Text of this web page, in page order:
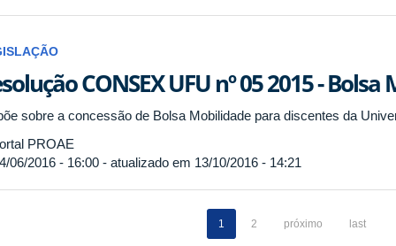
CONSEX UFU nº 05 2015 -
sobre a concessão de Bolsa Mobilidade para discentes da
PROAE
06/2016 - 16:00 - atualizado em 13/10/2016 - 14:21
1 2 próximo last